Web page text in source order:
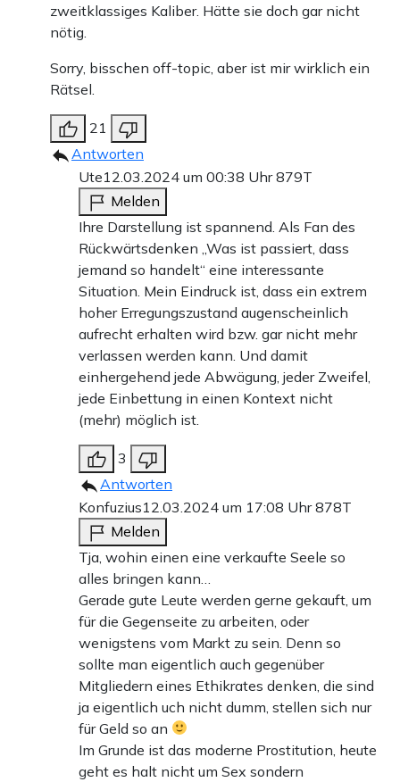
zweitklassiges Kaliber. Hätte sie doch gar nicht
nötig.
Sorry, bisschen off-topic, aber ist mir wirklich ein
Rätsel.
21
Antworten
Ute12.03.2024 um 00:38 Uhr879T
Melden
Ihre Darstellung ist spannend. Als Fan des
Rückwärtsdenken „Was ist passiert, dass
jemand so handelt“ eine interessante
Situation. Mein Eindruck ist, dass ein extrem
hoher Erregungszustand augenscheinlich
aufrecht erhalten wird bzw. gar nicht mehr
verlassen werden kann. Und damit
einhergehend jede Abwägung, jeder Zweifel,
jede Einbettung in einen Kontext nicht
(mehr) möglich ist.
3
Antworten
Konfuzius12.03.2024 um 17:08 Uhr878T
Melden
Tja, wohin einen eine verkaufte Seele so
alles bringen kann…
Gerade gute Leute werden gerne gekauft, um
für die Gegenseite zu arbeiten, oder
wenigstens vom Markt zu sein. Denn so
sollte man eigentlich auch gegenüber
Mitgliedern eines Ethikrates denken, die sind
ja eigentlich uch nicht dumm, stellen sich nur
für Geld so an
Im Grunde ist das moderne Prostitution, heute
geht es halt nicht um Sex sondern